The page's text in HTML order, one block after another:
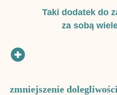
Taki dodatek do
za sobą
zmniejszenie